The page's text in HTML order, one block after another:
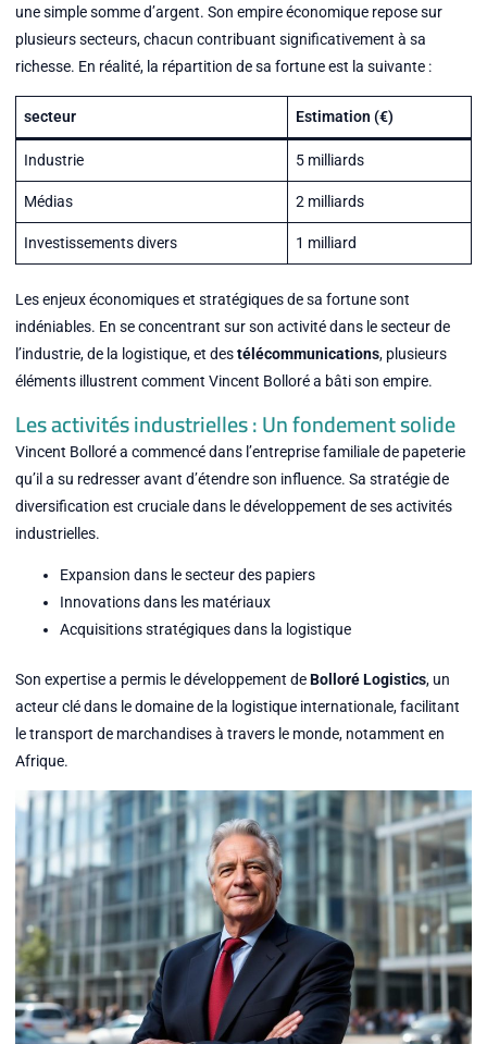
une simple somme d’argent. Son empire économique repose sur
plusieurs secteurs, chacun contribuant significativement à sa
richesse. En réalité, la répartition de sa fortune est la suivante :
secteur Estimation (€)
Industrie 5 milliards
Médias 2 milliards
Investissements divers 1 milliard
Les enjeux économiques et stratégiques de sa fortune sont
indéniables. En se concentrant sur son activité dans le secteur de
l’industrie, de la logistique, et destélécommunications, plusieurs
éléments illustrent comment Vincent Bolloré a bâti son empire.
Les activités industrielles : Un fondement solide
Vincent Bolloré a commencé dans l’entreprise familiale de papeterie
qu’il a su redresser avant d’étendre son influence. Sa stratégie de
diversification est cruciale dans le développement de ses activités
industrielles.
Expansion dans le secteur des papiers
Innovations dans les matériaux
Acquisitions stratégiques dans la logistique
Son expertise a permis le développement deBolloré Logistics, un
acteur clé dans le domaine de la logistique internationale, facilitant
le transport de marchandises à travers le monde, notamment en
Afrique.